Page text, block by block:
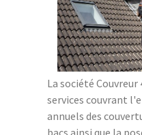
La société Couvreur
services couvrant
annuels des